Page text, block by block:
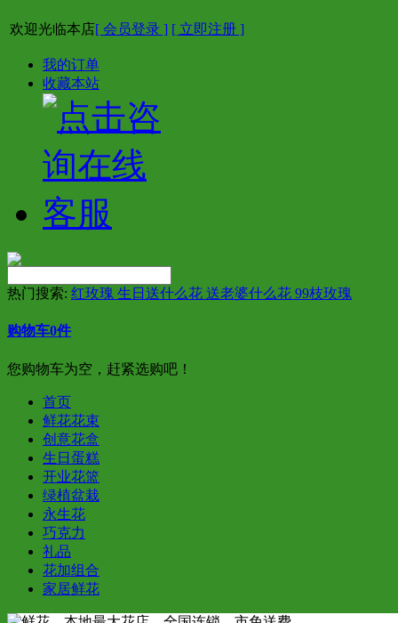
欢迎光临本店[ 会员登录 ] [ 立即注册 ]
我的订单
收藏本站
热门搜索: 红玫瑰 生日送什么花 送老婆什么花 99枝玫瑰
购物车0件
您购物车为空，赶紧选购吧！
首页
鲜花花束
创意花盒
生日蛋糕
开业花篮
绿植盆栽
永生花
巧克力
礼品
花加组合
家居鲜花